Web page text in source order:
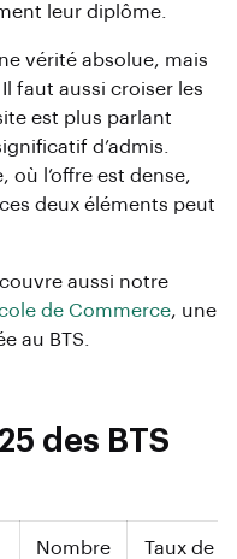
leur diplôme.
vérité absolue, mais
faut aussi croiser les
est plus parlant
d’admis.
où l’offre est dense,
deux éléments peut
aussi notre
de Commerce, une
au BTS.
des BTS
Nombre Taux de